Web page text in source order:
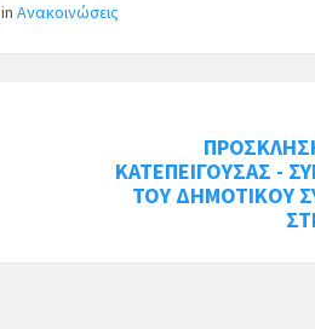
inΑνακοινώσεις
ΚΑΤΕΠΕΙΓΟΥΣΑΣ -
ΤΟΥ ΔΗΜΟΤΙΚΟΥ